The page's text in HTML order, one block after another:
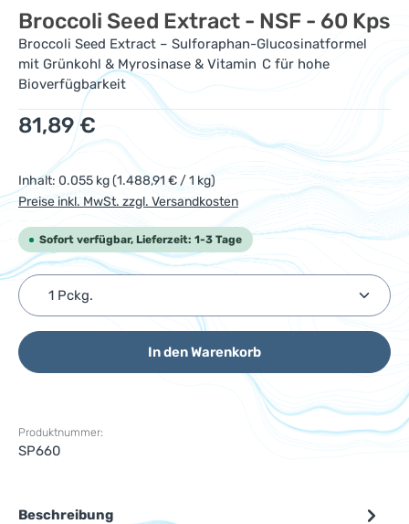
Broccoli Seed Extract - NSF - 60 Kps
Broccoli Seed Extract – Sulforaphan-Glucosinatformel
mit Grünkohl & Myrosinase & Vitamin C für hohe
Bioverfügbarkeit
Regulärer Preis:
81,89 €
Inhalt: 0.055 kg(1.488,91 € / 1 kg)
Preise inkl. MwSt. zzgl. Versandkosten
Sofort verfügbar, Lieferzeit: 1-3 Tage
Produkt Anzahl: Gib den gewünschten Wert ein
In den Warenkorb
Produktnummer:
SP660
Beschreibung